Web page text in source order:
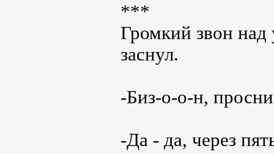
***
Громкий звон над
заснул.
-Биз-о-о-н,
-Да - да, через